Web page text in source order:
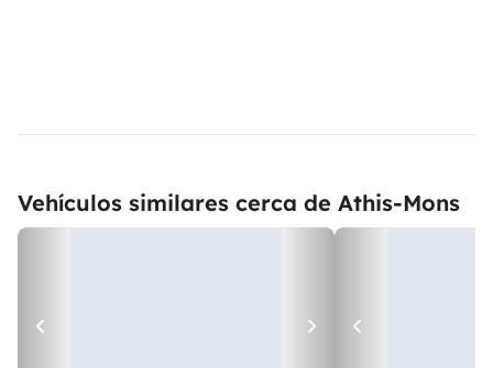
Vehículos similares cerca de Athis-Mons